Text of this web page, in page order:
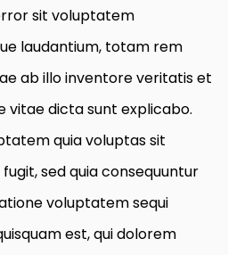
sit voluptatem
laudantium, totam rem
ab illo inventore veritatis et
vitae dicta sunt explicabo.
quia voluptas sit
sed quia consequuntur
voluptatem sequi
est, qui dolorem